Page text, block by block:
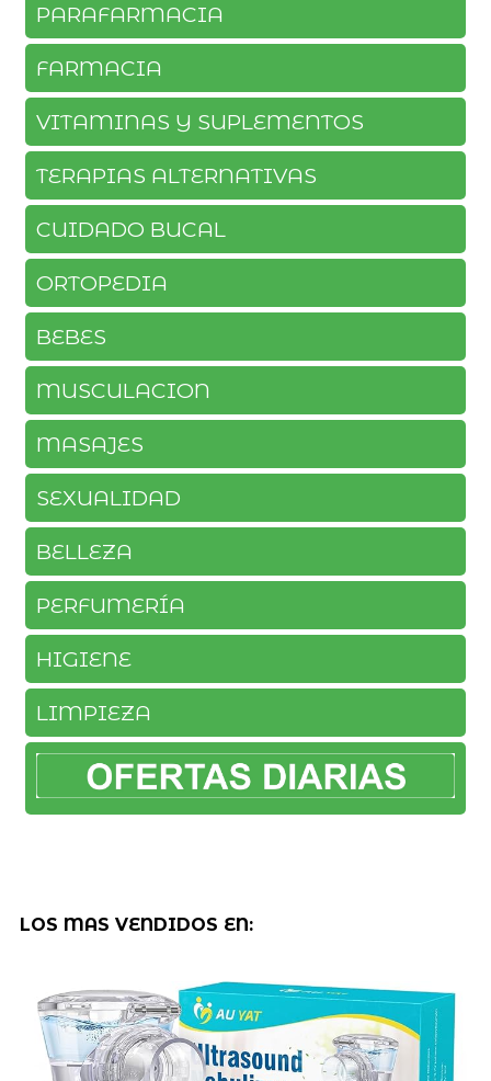
PARAFARMACIA
FARMACIA
VITAMINAS Y SUPLEMENTOS
TERAPIAS ALTERNATIVAS
CUIDADO BUCAL
ORTOPEDIA
BEBES
MUSCULACION
MASAJES
SEXUALIDAD
BELLEZA
PERFUMERÍA
HIGIENE
LIMPIEZA
LOS MAS VENDIDOS EN: